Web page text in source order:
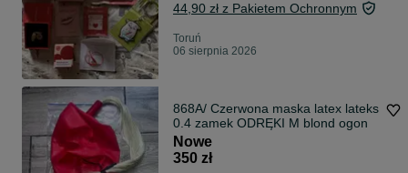
44,90 zł z Pakietem Ochronnym
Toruń
06 sierpnia 2026
868A/ Czerwona maska latex lateks
0.4 zamek ODRĘKI M blond ogon
Nowe
350 zł